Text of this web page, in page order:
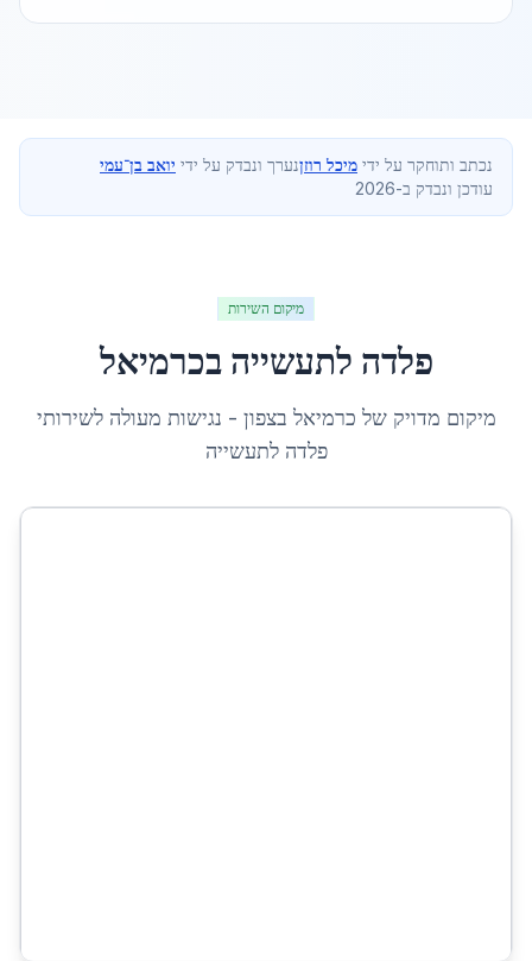
נכתב ותוחקר על ידי מיכל רוזןנערך ונבדק על ידי יואב בן־עמי
עודכן ונבדק ב-2026
מיקום השירות
פלדה לתעשייה בכרמיאל
מיקום מדויק של כרמיאל בצפון - נגישות מעולה לשירותי
פלדה לתעשייה